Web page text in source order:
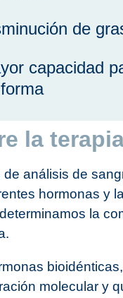
de
capacidad
la
de análisis de
hormonas y
la
molecular y